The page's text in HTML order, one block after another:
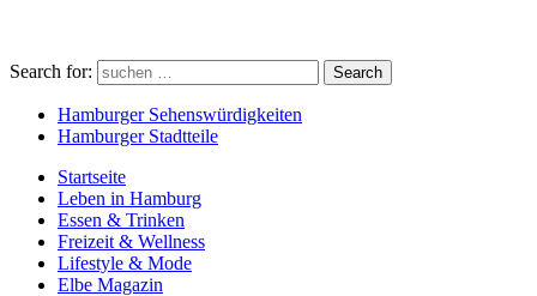
Search for: Search
Hamburger Sehenswürdigkeiten
Hamburger Stadtteile
Startseite
Leben in Hamburg
Essen & Trinken
Freizeit & Wellness
Lifestyle & Mode
Elbe Magazin